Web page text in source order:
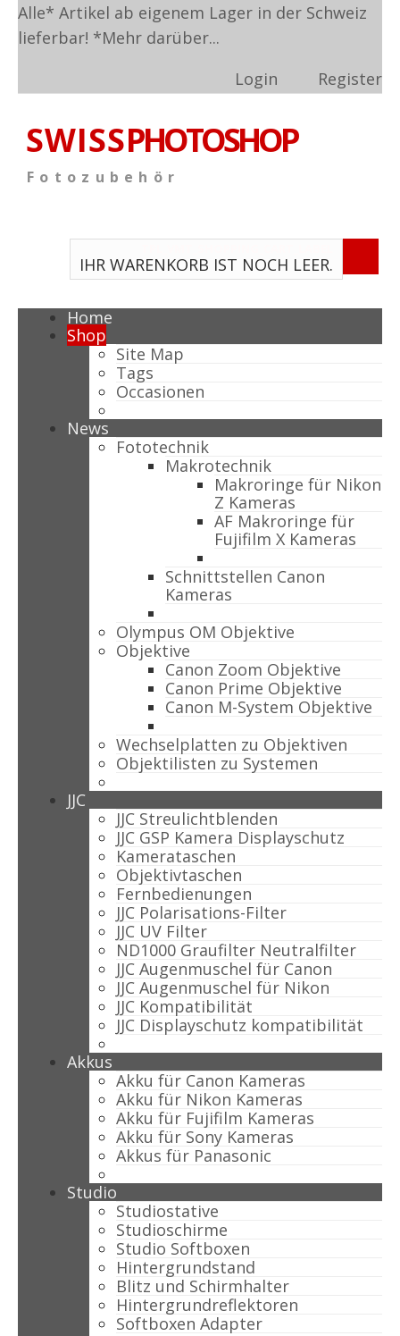
Alle* Artikel ab eigenem Lager in der Schweiz
lieferbar! *Mehr darüber...
Login
Register
S W I S SPHOTOSHOP
F o t o z u b e h ö r
IHR WARENKORB IST NOCH LEER.
Home
Shop
Site Map
Tags
Occasionen
News
Fototechnik
Makrotechnik
Makroringe für Nikon
Z Kameras
AF Makroringe für
Fujifilm X Kameras
Schnittstellen Canon
Kameras
Olympus OM Objektive
Objektive
Canon Zoom Objektive
Canon Prime Objektive
Canon M-System Objektive
Wechselplatten zu Objektiven
Objektilisten zu Systemen
JJC
JJC Streulichtblenden
JJC GSP Kamera Displayschutz
Kamerataschen
Objektivtaschen
Fernbedienungen
JJC Polarisations-Filter
JJC UV Filter
ND1000 Graufilter Neutralfilter
JJC Augenmuschel für Canon
JJC Augenmuschel für Nikon
JJC Kompatibilität
JJC Displayschutz kompatibilität
Akkus
Akku für Canon Kameras
Akku für Nikon Kameras
Akku für Fujifilm Kameras
Akku für Sony Kameras
Akkus für Panasonic
Studio
Studiostative
Studioschirme
Studio Softboxen
Hintergrundstand
Blitz und Schirmhalter
Hintergrundreflektoren
Softboxen Adapter